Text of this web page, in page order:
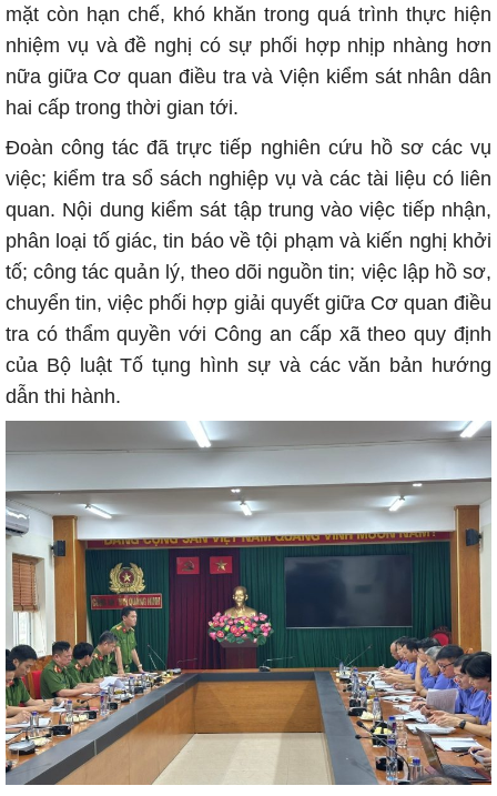
mặt còn hạn chế, khó khăn trong quá trình thực hiện
nhiệm vụ và đề nghị có sự phối hợp nhịp nhàng hơn
nữa giữa Cơ quan điều tra và Viện kiểm sát nhân dân
hai cấp trong thời gian tới.
Đoàn công tác đã trực tiếp nghiên cứu hồ sơ các vụ
việc; kiểm tra sổ sách nghiệp vụ và các tài liệu có liên
quan. Nội dung kiểm sát tập trung vào việc tiếp nhận,
phân loại tố giác, tin báo về tội phạm và kiến nghị khởi
tố; công tác quản lý, theo dõi nguồn tin; việc lập hồ sơ,
chuyển tin, việc phối hợp giải quyết giữa Cơ quan điều
tra có thẩm quyền với Công an cấp xã theo quy định
của Bộ luật Tố tụng hình sự và các văn bản hướng
dẫn thi hành.